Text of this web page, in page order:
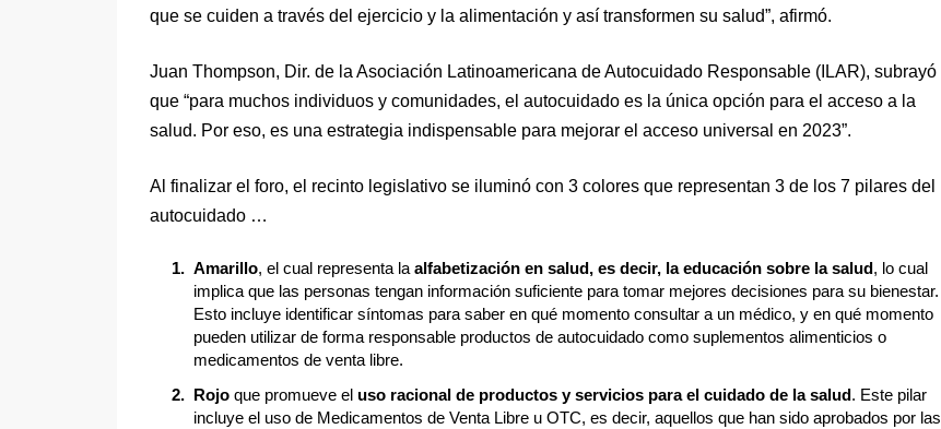
que se cuiden a través del ejercicio y la alimentación y así transformen su salud”, afirmó.
Juan Thompson, Dir. de la Asociación Latinoamericana de Autocuidado Responsable (ILAR), subrayó
que “para muchos individuos y comunidades, el autocuidado es la única opción para el acceso a la
salud. Por eso, es una estrategia indispensable para mejorar el acceso universal en 2023”.
Al finalizar el foro, el recinto legislativo se iluminó con 3 colores que representan 3 de los 7 pilares del
autocuidado …
Amarillo, el cual representa la alfabetización en salud, es decir, la educación sobre la salud, lo cual
implica que las personas tengan información suficiente para tomar mejores decisiones para su bienestar.
Esto incluye identificar síntomas para saber en qué momento consultar a un médico, y en qué momento
pueden utilizar de forma responsable productos de autocuidado como suplementos alimenticios o
medicamentos de venta libre.
Rojo que promueve el uso racional de productos y servicios para el cuidado de la salud. Este pilar
incluye el uso de Medicamentos de Venta Libre u OTC, es decir, aquellos que han sido aprobados por las